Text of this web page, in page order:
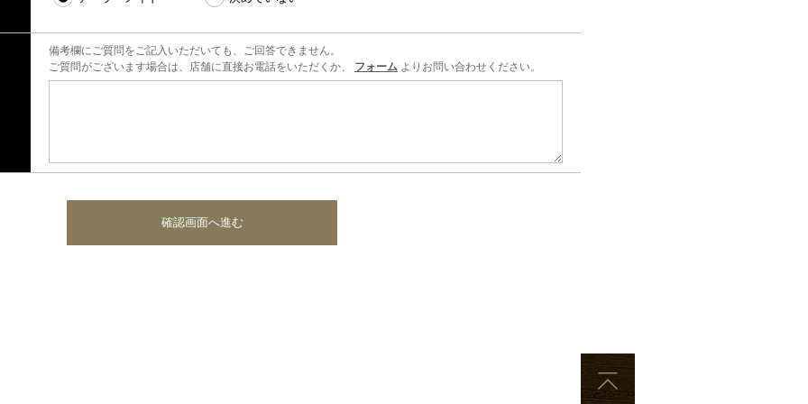
備考欄にご質問をご記入いただいても、ご回答できません。
ご質問がございます場合は、店舗に直接お電話をいただくか、 フォーム よりお問い合わせください。
確認画面へ進む